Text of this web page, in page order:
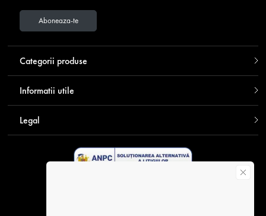
Aboneaza-te
Categorii produse
Informatii utile
Legal